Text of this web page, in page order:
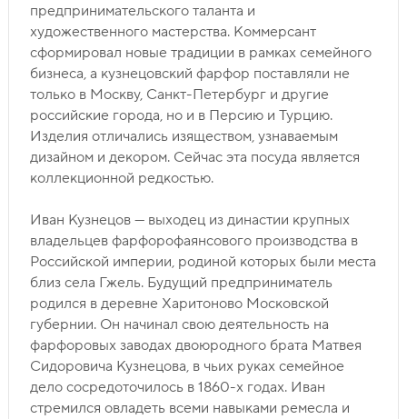
предпринимательского таланта и
художественного мастерства. Коммерсант
сформировал новые традиции в рамках семейного
бизнеса, а кузнецовский фарфор поставляли не
только в Москву, Санкт-Петербург и другие
российские города, но и в Персию и Турцию.
Изделия отличались изяществом, узнаваемым
дизайном и декором. Сейчас эта посуда является
коллекционной редкостью.
Иван Кузнецов — выходец из династии крупных
владельцев фарфорофаянсового производства в
Российской империи, родиной которых были места
близ села Гжель. Будущий предприниматель
родился в деревне Харитоново Московской
губернии. Он начинал свою деятельность на
фарфоровых заводах двоюродного брата Матвея
Сидоровича Кузнецова, в чьих руках семейное
дело сосредоточилось в 1860-х годах. Иван
стремился овладеть всеми навыками ремесла и